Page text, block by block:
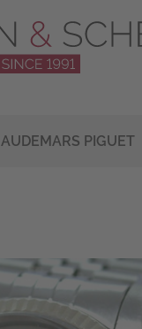
AUDEMARS PIGUET